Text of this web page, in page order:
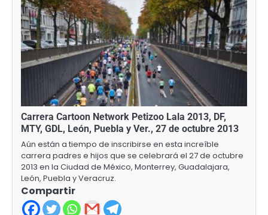
Carrera Cartoon Network Petizoo Lala 2013, DF,
MTY, GDL, León, Puebla y Ver., 27 de octubre 2013
Aún están a tiempo de inscribirse en esta increíble
carrera padres e hijos que se celebrará el 27 de octubre
2013 en la Ciudad de México, Monterrey, Guadalajara,
León, Puebla y Veracruz.
Compartir